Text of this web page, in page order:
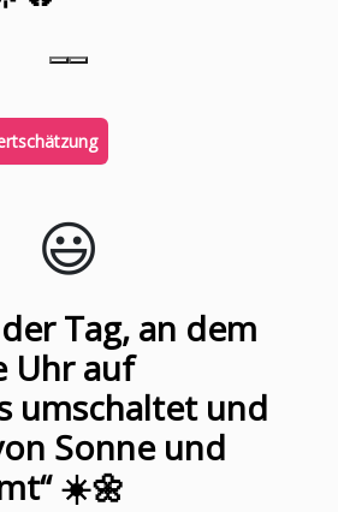
😃️
Tag, an dem
Uhr auf
umschaltet und
Sonne und
☀️🌼